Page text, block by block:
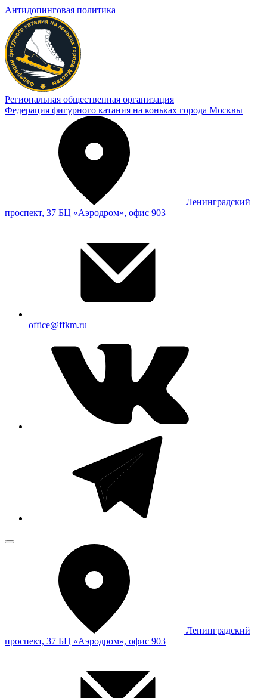
Антидопинговая политика
Региональная общественная организация
Федерация фигурного катания на коньках города Москвы
Ленинградский
проспект, 37 БЦ «Аэродром», офис 903
office@ffkm.ru
Ленинградский
проспект, 37 БЦ «Аэродром», офис 903